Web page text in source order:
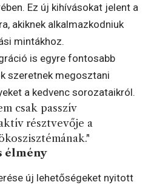
Ez új kihívásokat jelent a
akiknek alkalmazkodniuk
mintákhoz.
is egyre fontosabb
szeretnek megosztani
a kedvenc sorozataikról.
csak passzív
résztvevője a
élmény
új lehetőségeket nyitott